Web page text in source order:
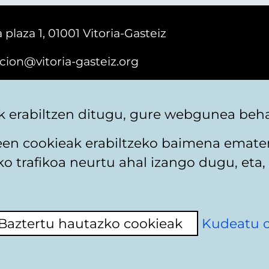
plaza 1, 01001 Vitoria-Gasteiz
gasteiz.org
Erabilerraztasuna
erabiltzen ditugu, gure webgunea
cookieak erabiltzeko baimena
trafikoa neurtu ahal izango dugu,
hautazko cookieak Kudeatu